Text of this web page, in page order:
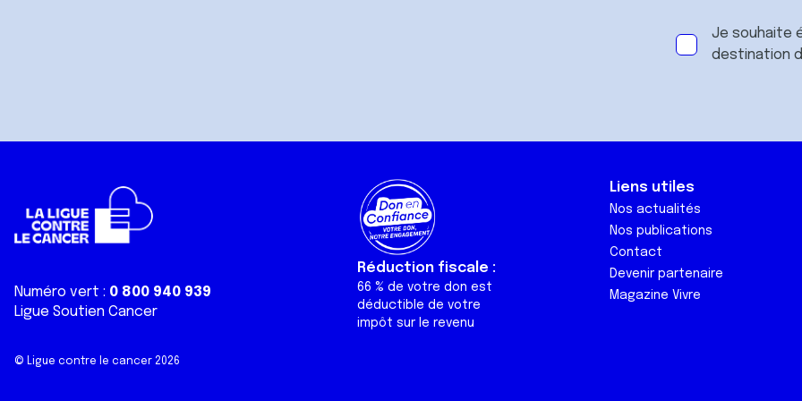
Je souhaite
destination
Numéro vert : 0 800 940 939
Ligue Soutien Cancer
Réduction fiscale :
66 % de votre don est
déductible de votre
impôt sur le revenu
Liens utiles
Nos actualités
Nos publications
Contact
Devenir partenaire
Magazine Vivre
© Ligue contre le cancer 2026